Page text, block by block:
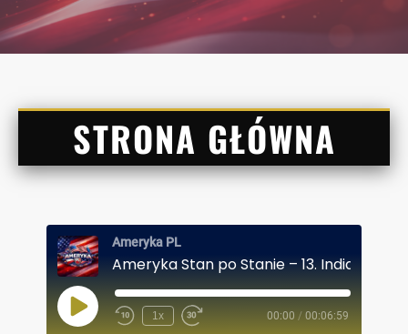
STRONA GŁÓWNA
Ameryka PL
Ameryka Stan po Stanie – 13. Indiana
P
L
1x 00:00 / 00:06:59